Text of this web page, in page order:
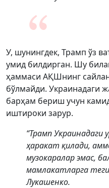
У, шунингдек, Трамп ўз
умид билдирган. Шу
ҳаммаси АҚШнинг
бўлмайди. Украинадаги
барҳам бериш учун
иштироки зарур.
“Трамп
ҳаракат қилади,
музокаралар эмас,
мамлакатларга
Лукашенко.